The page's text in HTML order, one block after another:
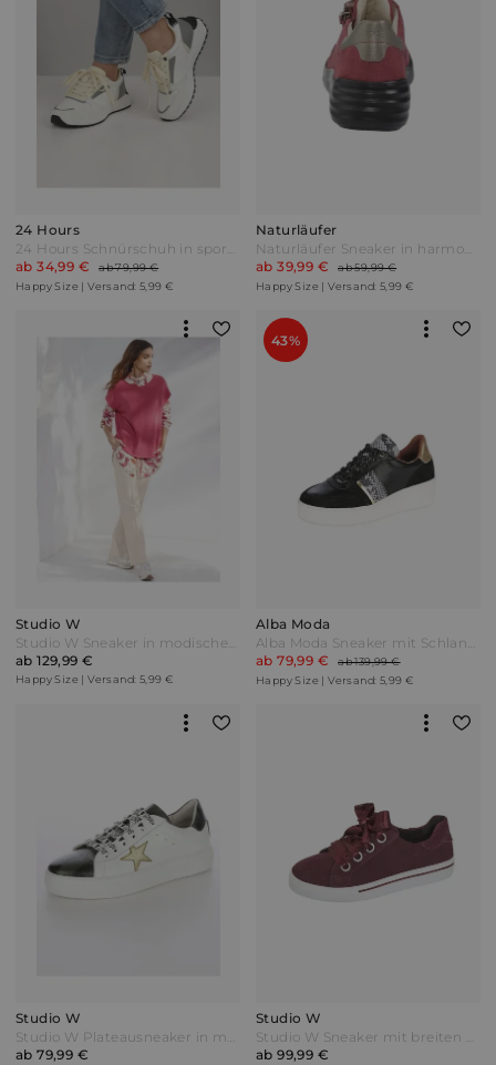
24 Hours
24 Hours Schnürschuh in sportiver Farbkombination Weiß/Grau/Schwarz
ab 34,99 €
ab 79,99 €
Happy Size | Versand: 5,99 €
Naturläufer
Naturläufer Sneaker in harmonischer Farbkombination Rot
ab 39,99 €
ab 59,99 €
Happy Size | Versand: 5,99 €
Studio W
Studio W Sneaker in modischer Stepp-Optik Beige
ab 129,99 €
Happy Size | Versand: 5,99 €
43%
Alba Moda
Alba Moda Sneaker mit Schlangenakzente Schwarz/Goldfarben
ab 79,99 €
ab 139,99 €
Happy Size | Versand: 5,99 €
Studio W
Studio W Plateausneaker in modischer Camouflage-Optik Weiß/Khaki Oliv
ab 79,99 €
Studio W
Studio W Sneaker mit breiten Satin-Schnürsenkeln Bordeaux Rot
ab 99,99 €